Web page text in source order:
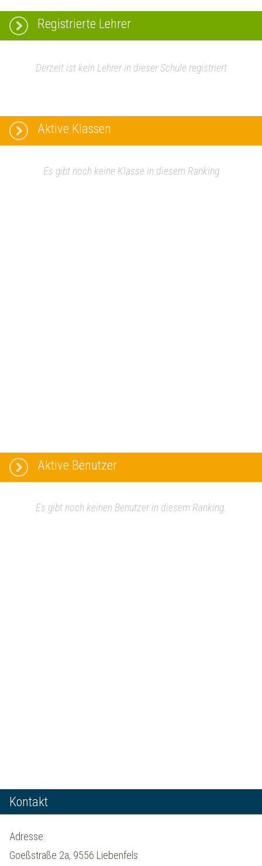
Registrierte Lehrer
Derzeit ist kein Lehrer in dieser Schule registriert
Aktive Klassen
Es gibt noch keine Klasse in diesem Ranking
Aktive Benutzer
Es gibt noch keinen Benutzer in diesem Ranking.
Kontakt
Adresse:
Goeßstraße 2a, 9556 Liebenfels